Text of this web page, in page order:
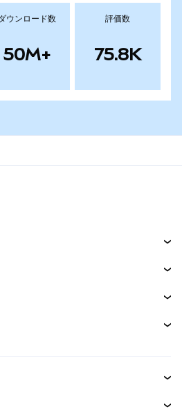
ウンロード数
50M+
評価数
75.8K